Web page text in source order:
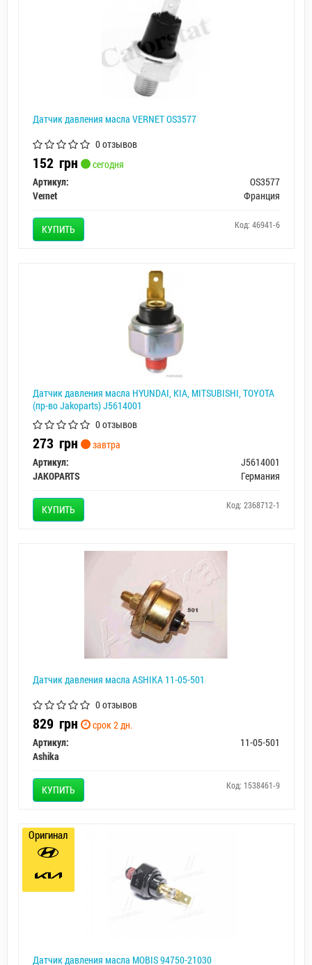
Датчик давления масла VERNET OS3577
0 отзывов
152 грн
сегодня
Артикул:
OS3577
Vernet
Франция
КУПИТЬ Код: 46941-6
Датчик давления масла HYUNDAI, KIA, MITSUBISHI, TOYOTA
(пр-во Jakoparts) J5614001
0 отзывов
273 грн
завтра
Артикул:
J5614001
JAKOPARTS
Германия
КУПИТЬ Код: 2368712-1
Датчик давления масла ASHIKA 11-05-501
0 отзывов
829 грн
срок 2 дн.
Артикул:
11-05-501
Ashika
КУПИТЬ Код: 1538461-9
Датчик давления масла MOBIS 94750-21030
Оригинал